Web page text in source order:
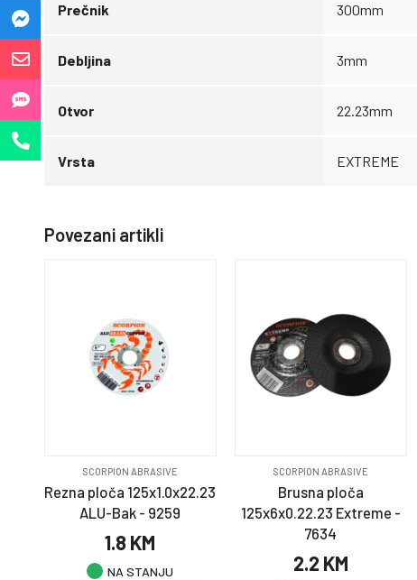
Prečnik 300mm
Debljina 3mm
Otvor 22.23mm
Vrsta EXTREME
Povezani artikli
SCORPION ABRASIVE
Rezna ploča 125x1.0x22.23
ALU-Bak - 9259
1.8 KM
NA STANJU
SCORPION ABRASIVE
Brusna ploča
125x6x0.22.23 Extreme -
7634
2.2 KM